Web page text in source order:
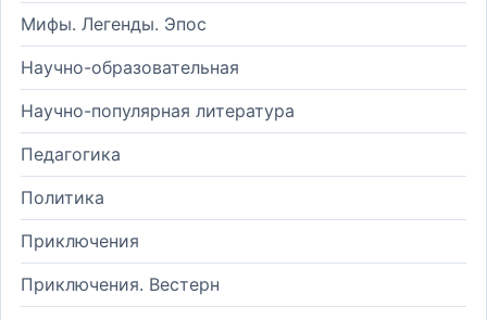
Мифы. Легенды. Эпос
Научно-образовательная
Научно-популярная литература
Педагогика
Политика
Приключения
Приключения. Вестерн